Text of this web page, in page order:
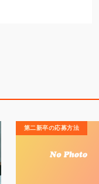
第二新卒の応募方法